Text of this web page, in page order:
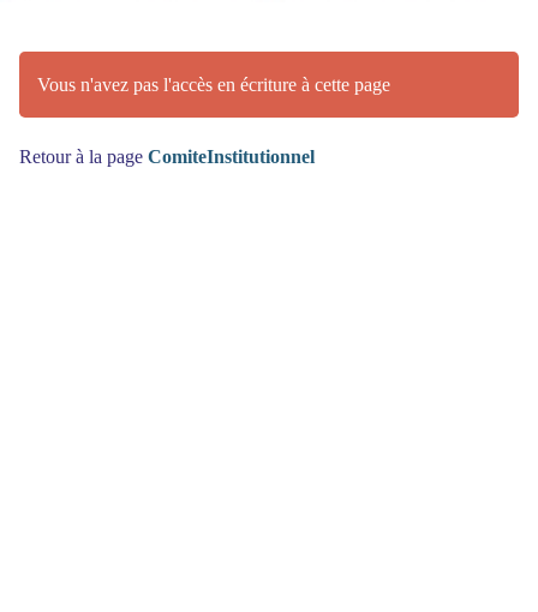
Vous n'avez pas l'accès en écriture à cette page
Retour à la page ComiteInstitutionnel